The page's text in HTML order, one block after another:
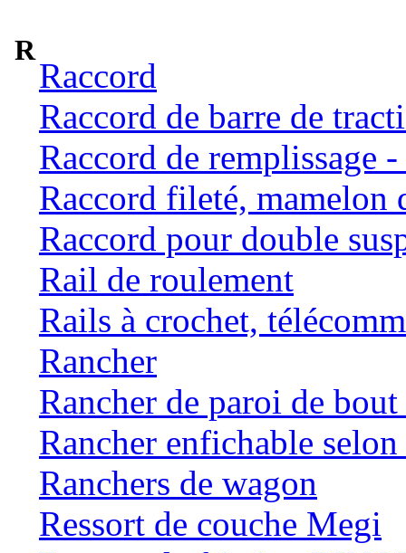
R
Raccord
Raccord de barre de
Raccord de remplissage
Raccord fileté, mamelon
Raccord pour double
Rail de roulement
Rails à crochet,
Rancher
Rancher de paroi de
Rancher enfichable
Ranchers de wagon
Ressort de couche Megi